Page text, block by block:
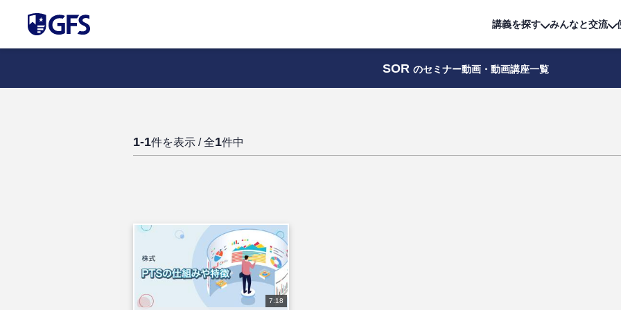
講義を探す みんなと交流
SOR のセミナー動画・動画講座一覧
1-1件を表示 / 全1件中
7:18